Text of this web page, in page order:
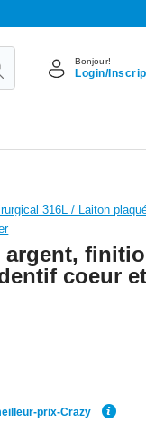
Bonjour!
Login/
316L / Laiton
argent,
coeur et
prix-Crazy